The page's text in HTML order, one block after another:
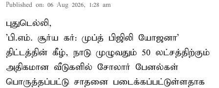
Published on: 06 Aug 2026, 1:28 am
புதுடெல்லி,
'பி.எம். சூர்ய கர்: முப்த் பிஜிலி யோஜனா'
திட்டத்தின் கீழ், நாடு முழுவதும் 50 லட்சத்திற்கும்
அதிகமான வீடுகளில் சோலார் பேனல்கள்
பொருத்தப்பட்டு சாதனை படைக்கப்பட்டுள்ளதாக